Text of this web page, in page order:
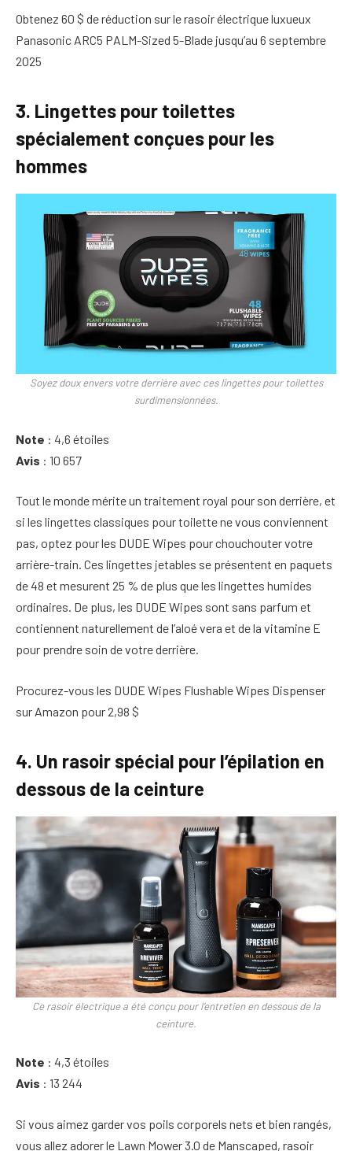
Obtenez 60 $ de réduction sur le rasoir électrique luxueux
Panasonic ARC5 PALM-Sized 5-Blade jusqu’au 6 septembre
2025
3. Lingettes pour toilettes
spécialement conçues pour les
hommes
Soyez doux envers votre derrière avec ces lingettes pour toilettes
surdimensionnées.
Note : 4,6 étoiles
Avis : 10 657
Tout le monde mérite un traitement royal pour son derrière, et
si les lingettes classiques pour toilette ne vous conviennent
pas, optez pour les DUDE Wipes pour chouchouter votre
arrière-train. Ces lingettes jetables se présentent en paquets
de 48 et mesurent 25 % de plus que les lingettes humides
ordinaires. De plus, les DUDE Wipes sont sans parfum et
contiennent naturellement de l’aloé vera et de la vitamine E
pour prendre soin de votre derrière.
Procurez-vous les DUDE Wipes Flushable Wipes Dispenser
sur Amazon pour 2,98 $
4. Un rasoir spécial pour l’épilation en
dessous de la ceinture
Ce rasoir électrique a été conçu pour l’entretien en dessous de la
ceinture.
Note : 4,3 étoiles
Avis : 13 244
Si vous aimez garder vos poils corporels nets et bien rangés,
vous allez adorer le Lawn Mower 3.0 de Manscaped, rasoir